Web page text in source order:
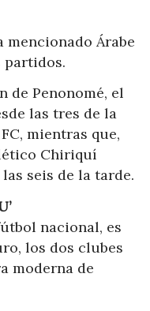
mencionado Árabe
partidos.
de Penonomé, el
las tres de la
mientras que,
Chiriquí
seis de la tarde.
nacional, es
los dos clubes
moderna de